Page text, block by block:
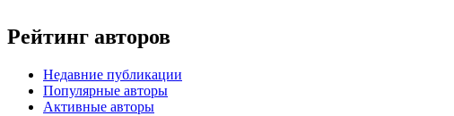
Рейтинг авторов
Недавние публикации
Популярные авторы
Активные авторы